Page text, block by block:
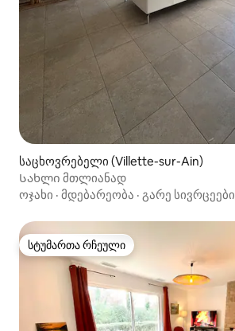
საცხოვრებელი (Villette-sur-Ain)
Სახლი მთლიანად
ოჯახი · მდებარეობა · გარე სივრცეები
სტუმართა რჩეული
სტუმართა რჩეული